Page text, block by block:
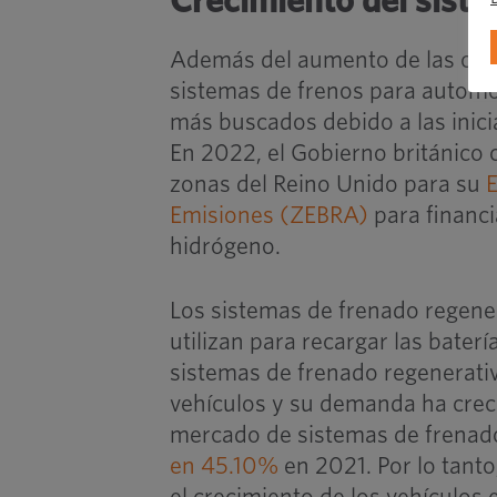
Además del aumento de las
sistemas de frenos para
más buscados debido a las
En 2022, el Gobierno británico
zonas del Reino Unido para su
Emisiones (ZEBRA) para
hidrógeno.
Los sistemas de frenado
utilizan para recargar las
sistemas de frenado
vehículos y su demanda ha
mercado de sistemas de
en 45.10% en 2021. Por lo